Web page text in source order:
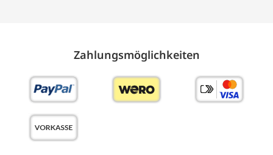
Zahlungs­möglich­keiten